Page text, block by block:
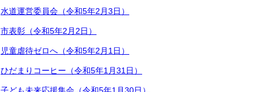
水道運営委員会（令和5年2月3日）
市表彰（令和5年2月2日）
児童虐待ゼロへ（令和5年2月1日）
ひだまりコーヒー（令和5年1月31日）